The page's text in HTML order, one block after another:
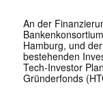
An der
Hamburg, und
bestehenden
Tech-Investor
Gründerfonds